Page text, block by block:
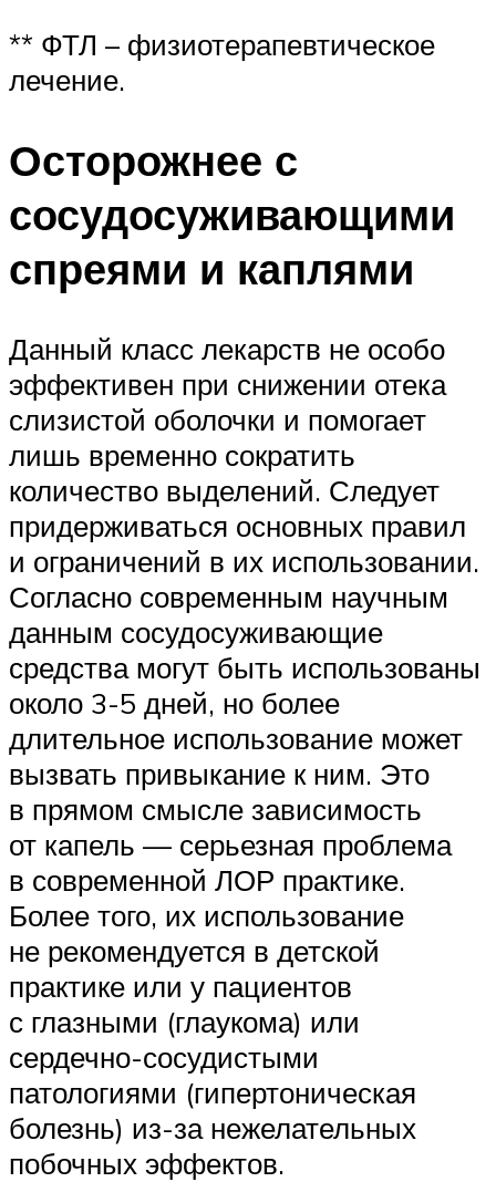
** ФТЛ – физиотерапевтическое
лечение.
Осторожнее с
сосудосуживающими
спреями и каплями
Данный класс лекарств не особо
эффективен при снижении отека
слизистой оболочки и помогает
лишь временно сократить
количество выделений. Следует
придерживаться основных правил
и ограничений в их использовании.
Согласно современным научным
данным сосудосуживающие
средства могут быть использованы
около 3-5 дней, но более
длительное использование может
вызвать привыкание к ним. Это
в прямом смысле зависимость
от капель — серьезная проблема
в современной ЛОР практике.
Более того, их использование
не рекомендуется в детской
практике или у пациентов
с глазными (глаукома) или
сердечно-сосудистыми
патологиями (гипертоническая
болезнь) из-за нежелательных
побочных эффектов.